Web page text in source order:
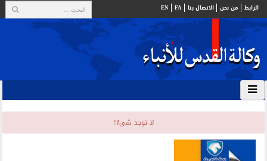
الرابط من نحن الاتصال بنا FA
EN
لا توجد شیءٌ!